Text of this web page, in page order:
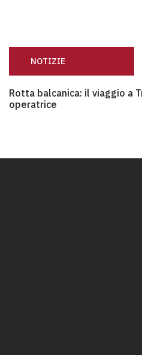
NOTIZIE
Rotta balcanica: il viaggio a
operatrice